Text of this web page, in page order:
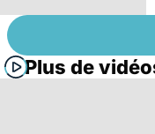
Plus de